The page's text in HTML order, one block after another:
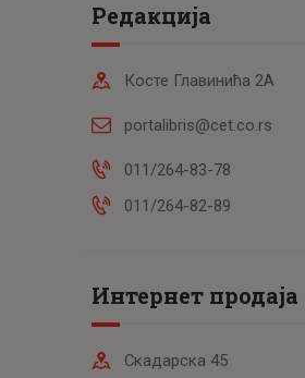
Редакција
Косте Главинића 2А
portalibris@cet.co.rs
011/264-83-78
011/264-82-89
Интернет продаја
Скадарска 45